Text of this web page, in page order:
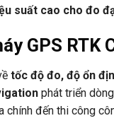
suất cao cho đo
GPS RTK
tốc độ đo, độ ổn
phát triển dòng
đến thi công